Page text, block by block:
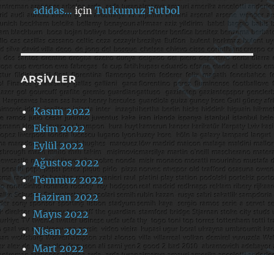
adidas… içinTutkumuz Futbol
ARŞIVLER
Kasım 2022
Ekim 2022
Eylül 2022
Ağustos 2022
Temmuz 2022
Haziran 2022
Mayıs 2022
Nisan 2022
Mart 2022